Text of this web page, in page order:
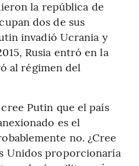
la república de
dos de sus
invadió Ucrania y
Rusia entró en la
al régimen del
Putin que el país
es el
no. ¿Cree
Unidos proporcionaría